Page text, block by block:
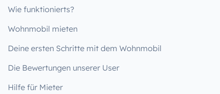
Wie funktionierts?
Wohnmobil mieten
Deine ersten Schritte mit dem Wohnmobil
Die Bewertungen unserer User
Hilfe für Mieter